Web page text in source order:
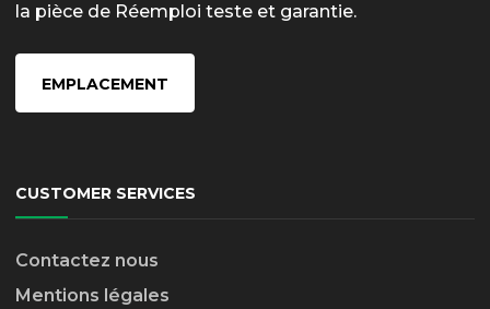
la pièce de Réemploi teste et garantie.
EMPLACEMENT
CUSTOMER SERVICES
Contactez nous
Mentions légales